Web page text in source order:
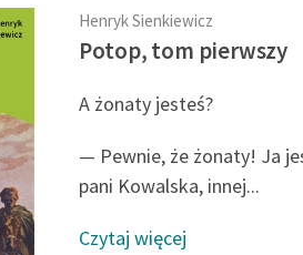
Henryk Sienkiewicz
Potop, tom pierwszy
A żonaty jesteś?
— Pewnie, że żonaty! Ja
pani Kowalska, innej...
Czytaj więcej